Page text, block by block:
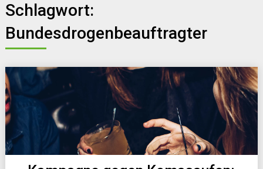
Schlagwort:
Bundesdrogenbeauftragter